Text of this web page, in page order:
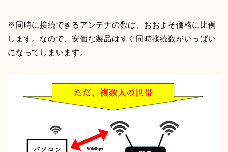
※同時に接続できるアンテナの数は、おおよそ価格に比例
します。なので、安価な製品はすぐ同時接続数がいっぱい
になってしまいます。